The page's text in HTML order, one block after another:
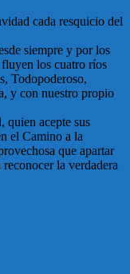
cada resquicio del
siempre y por los
los cuatro ríos
Todopoderoso,
y con nuestro propio
quien acepte sus
el Camino a la
que apartar
la verdadera